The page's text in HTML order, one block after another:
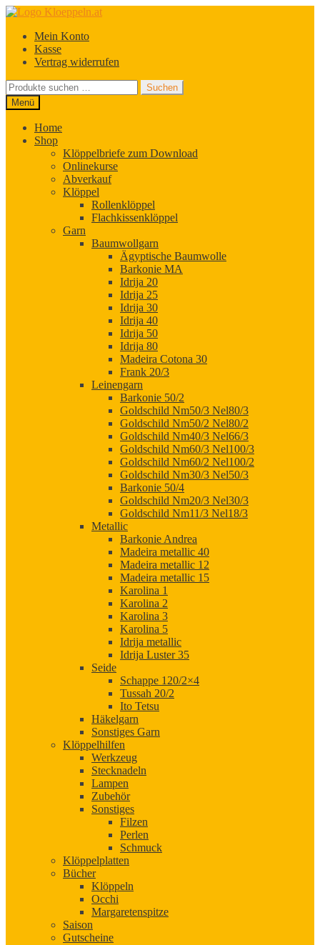
Zur
springen
Zum
springenMein Konto
Kasse
Vertrag widerrufen
Suchen
nach:
Suchen
Menü
Home
Shop
Klöppelbriefe zum Download
Onlinekurse
Abverkauf
Klöppel
Rollenklöppel
Flachkissenklöppel
Garn
Baumwollgarn
Ägyptische Baumwolle
Barkonie MA
Idrija 20
Idrija 25
Idrija 30
Idrija 40
Idrija 50
Idrija 80
Madeira Cotona 30
Frank 20/3
Leinengarn
Barkonie 50/2
Goldschild Nm50/3 Nel80/3
Goldschild Nm50/2 Nel80/2
Goldschild Nm40/3 Nel66/3
Goldschild Nm60/3 Nel100/3
Goldschild Nm60/2 Nel100/2
Goldschild Nm30/3 Nel50/3
Barkonie 50/4
Goldschild Nm20/3 Nel30/3
Goldschild Nm11/3 Nel18/3
Metallic
Barkonie Andrea
Madeira metallic 40
Madeira metallic 12
Madeira metallic 15
Karolina 1
Karolina 2
Karolina 3
Karolina 5
Idrija metallic
Idrija Luster 35
Seide
Schappe 120/2×4
Tussah 20/2
Ito Tetsu
Häkelgarn
Sonstiges Garn
Klöppelhilfen
Werkzeug
Stecknadeln
Lampen
Zubehör
Sonstiges
Filzen
Perlen
Schmuck
Klöppelplatten
Bücher
Klöppeln
Occhi
Margaretenspitze
Saison
Gutscheine